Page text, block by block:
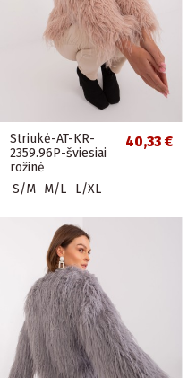
Striukė-AT-KR-
2359.96P-šviesiai
rožinė
40,33 €
S/M M/L L/XL